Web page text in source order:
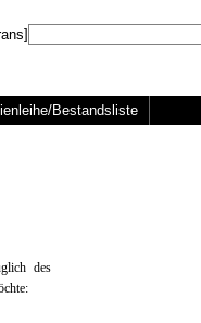
Bestandsliste
des